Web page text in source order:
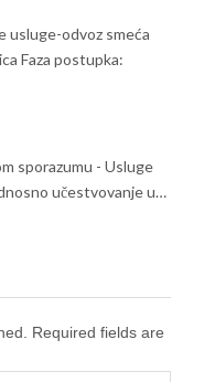
usluge-odvoz smeća
Faza postupka:
sporazumu - Usluge
učestvovanje u…
Required fields are